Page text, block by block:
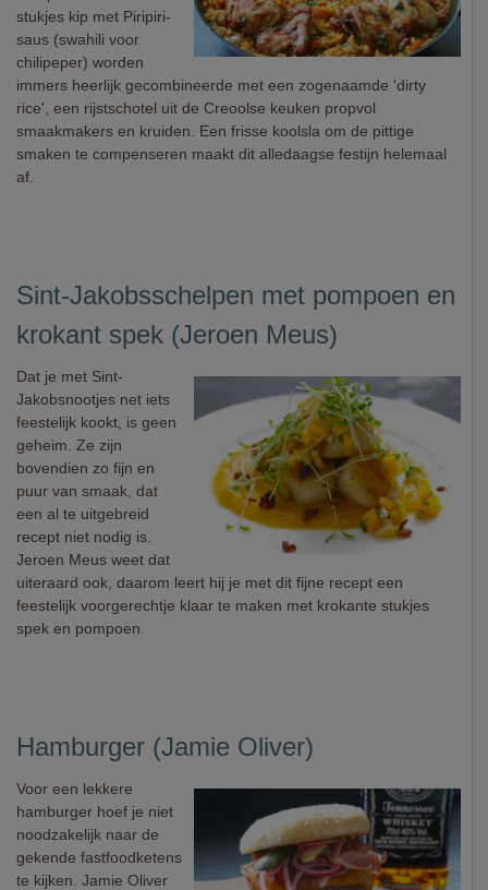
stukjes kip met Piripiri-
saus (swahili voor
chilipeper) worden
immers heerlijk gecombineerde met een zogenaamde 'dirty
rice', een rijstschotel uit de Creoolse keuken propvol
smaakmakers en kruiden. Een frisse koolsla om de pittige
smaken te compenseren maakt dit alledaagse festijn helemaal
af.
Sint-Jakobsschelpen met pompoen en
krokant spek (Jeroen Meus)
Dat je met Sint-
Jakobsnootjes net iets
feestelijk kookt, is geen
geheim. Ze zijn
bovendien zo fijn en
puur van smaak, dat
een al te uitgebreid
recept niet nodig is.
Jeroen Meus weet dat
uiteraard ook, daarom leert hij je met dit fijne recept een
feestelijk voorgerechtje klaar te maken met krokante stukjes
spek en pompoen.
Hamburger (Jamie Oliver)
Voor een lekkere
hamburger hoef je niet
noodzakelijk naar de
gekende fastfoodketens
te kijken. Jamie Oliver